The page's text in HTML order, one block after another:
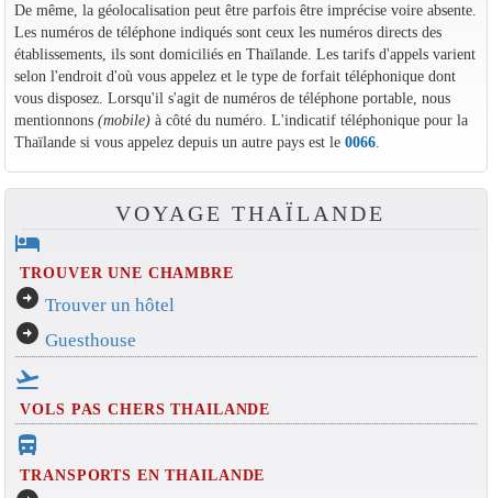
De même, la géolocalisation peut être parfois être imprécise voire absente.
Les numéros de téléphone indiqués sont ceux les numéros directs des
établissements, ils sont domiciliés en Thaïlande. Les tarifs d'appels varient
selon l'endroit d'où vous appelez et le type de forfait téléphonique dont
vous disposez. Lorsqu'il s'agit de numéros de téléphone portable, nous
mentionnons (mobile)à côté du numéro. L'indicatif téléphonique pour la
Thaïlande si vous appelez depuis un autre pays est le 0066.
VOYAGE THAÏLANDE
hotel
TROUVER UNE CHAMBRE
arrow_circle_right Trouver un hôtel
arrow_circle_right Guesthouse
flight_takeoff
VOLS PAS CHERS THAILANDE
directions_bus_filled
TRANSPORTS EN THAILANDE